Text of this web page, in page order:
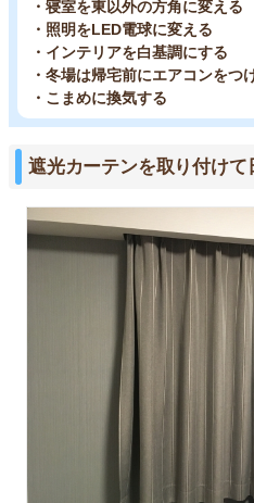
・寝室を東以外の方角に変える
・照明をLED電球に変える
・インテリアを白基調にする
・冬場は帰宅前にエアコンをつ
・こまめに換気する
遮光カーテンを取り付けて